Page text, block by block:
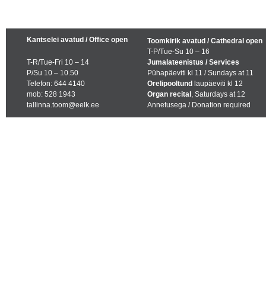
Kantselei avatud / Office open
T-R/Tue-Fri 10 – 14
P/Su 10 – 10.50
Telefon: 644 4140
mob: 528 1943
tallinna.toom@eelk.ee
Toomkirik avatud / Cathedral open
T-P/Tue-Su 10 – 16
Jumalateenistus / Services
Pühapäeviti kl 11 / Sundays at 11
Orelipooltund laupäeviti kl 12
Organ recital , Saturdays at 12
Annetusega / Donation required